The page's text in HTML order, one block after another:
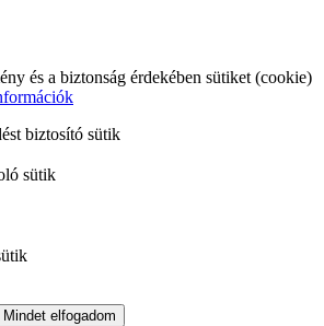
és a biztonság érdekében sütiket (cookie)
biztosító sütik
sütik
Mindet elfogadom